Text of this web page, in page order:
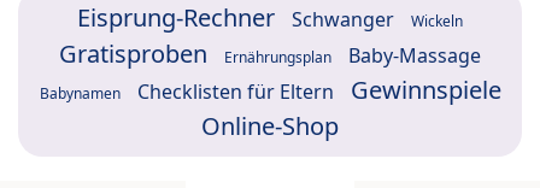
Eisprung-Rechner Schwanger Wickeln
Gratisproben Ernährungsplan Baby-Massage
Babynamen Checklisten für Eltern
Gewinnspiele
Online-Shop